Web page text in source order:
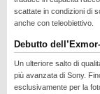
PRIVACY
RUMORS
SAMSUNG
scattate in condizioni di
anche con teleobiettivo.
Debutto
Un ulteriore salto di
più avanzata di Sony.
esclusivamente per la